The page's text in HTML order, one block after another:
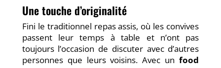
Une touche d’originalité
Fini le traditionnel repas assis, où les convives
passent leur temps à table et n’ont pas
toujours l’occasion de discuter avec d’autres
personnes que leurs voisins. Avec unfood